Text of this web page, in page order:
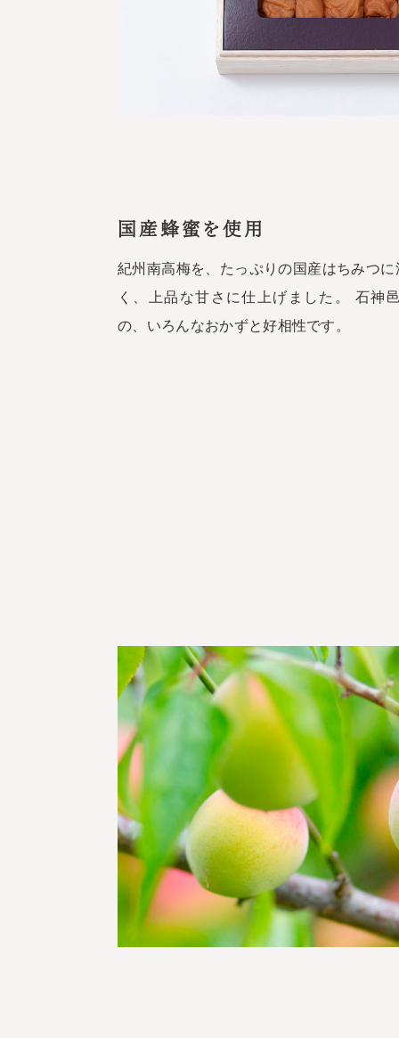
国産蜂蜜を使用
紀州南高梅を、たっぷりの国産はちみつ
く、上品な甘さに仕上げました。 石神
の、いろんなおかずと好相性です。